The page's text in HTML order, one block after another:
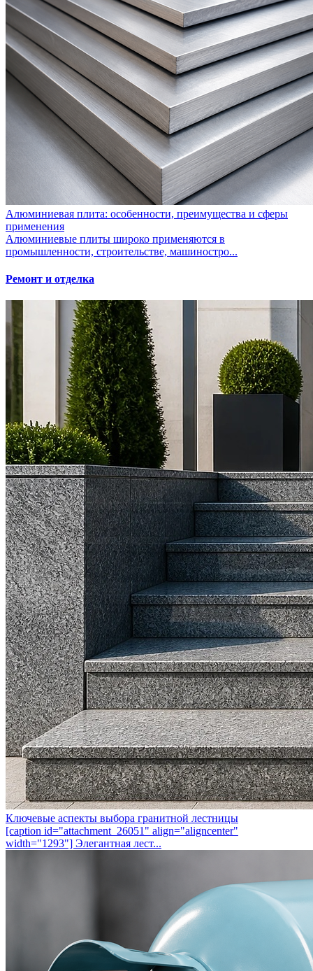
Алюминиевая плита: особенности, преимущества и сферы
применения
Алюминиевые плиты широко применяются в
промышленности, строительстве, машиностро...
Ремонт и отделка
Ключевые аспекты выбора гранитной лестницы
[caption id="attachment_26051" align="aligncenter"
width="1293"] Элегантная лест...